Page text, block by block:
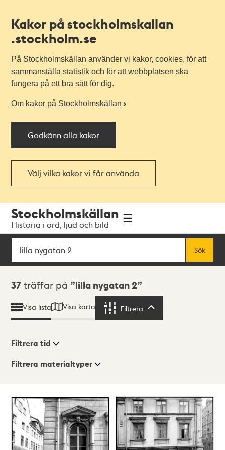
Kakor på stockholmskallan
.stockholm.se
På Stockholmskällan använder vi kakor, cookies, för att
sammanställa statistik och för att webbplatsen ska
fungera på ett bra sätt för dig.
Om kakor på Stockholmskällan
Godkänn alla kakor
Välj vilka kakor vi får använda
navigationen
huvudinnehållet
Stockholmskällan
Historia i ord, ljud och bild
Sök
Sök
Sökresultat
37 träffar på lilla nygatan 2
Visa lista Visa karta Filtrera
Visningsläge
ListaKarta
Filtrera tid
Filtrera materialtyper
träffar